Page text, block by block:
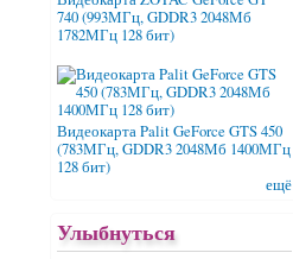
740 (993МГц, GDDR3 2048Мб
1782МГц 128 бит)
Видеокарта Palit GeForce GTS 450
(783МГц, GDDR3 2048Мб 1400МГц
128 бит)
ещё
Улыбнуться